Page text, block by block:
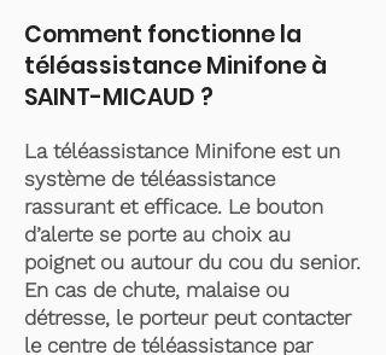
Comment fonctionne la
téléassistance Minifone à
SAINT-MICAUD ?
La téléassistance Minifone est un
système de téléassistance
rassurant et efficace. Le bouton
d’alerte se porte au choix au
poignet ou autour du cou du senior.
En cas de chute, malaise ou
détresse, le porteur peut contacter
le centre de téléassistance par